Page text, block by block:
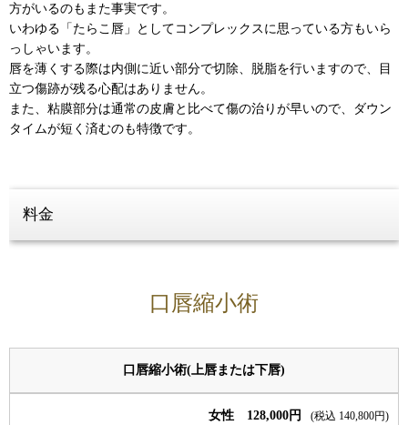
方がいるのもまた事実です。
いわゆる「たらこ唇」としてコンプレックスに思っている方もいら
っしゃいます。
唇を薄くする際は内側に近い部分で切除、脱脂を行いますので、目
立つ傷跡が残る心配はありません。
また、粘膜部分は通常の皮膚と比べて傷の治りが早いので、ダウン
タイムが短く済むのも特徴です。
料金
口唇縮小術
口唇縮小術(上唇または下唇)
女性 128,000円 (税込 140,800円)